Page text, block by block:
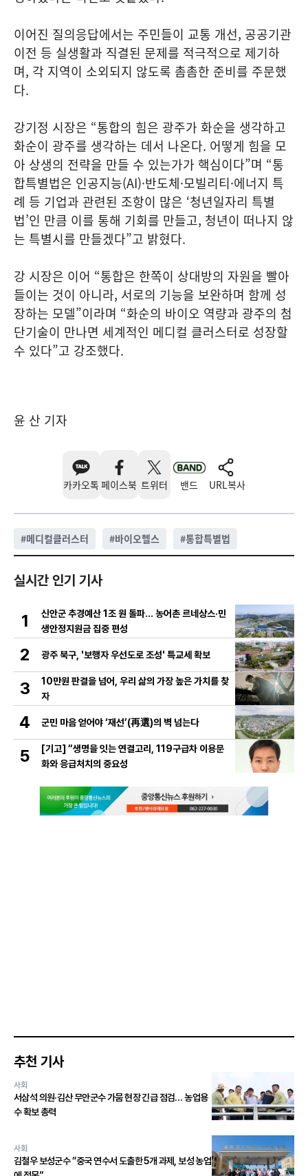
이어진 질의응답에서는 주민들이 교통 개선, 공공기관
이전 등 실생활과 직결된 문제를 적극적으로 제기하
며, 각 지역이 소외되지 않도록 촘촘한 준비를 주문했
다.
강기정 시장은 “통합의 힘은 광주가 화순을 생각하고
화순이 광주를 생각하는 데서 나온다. 어떻게 힘을 모
아 상생의 전략을 만들 수 있는가가 핵심이다”며 “통
합특별법은 인공지능(AI)·반도체·모빌리티·에너지 특
례 등 기업과 관련된 조항이 많은 ‘청년일자리 특별
법’인 만큼 이를 통해 기회를 만들고, 청년이 떠나지 않
는 특별시를 만들겠다”고 밝혔다.
강 시장은 이어 “통합은 한쪽이 상대방의 자원을 빨아
들이는 것이 아니라, 서로의 기능을 보완하며 함께 성
장하는 모델”이라며 “화순의 바이오 역량과 광주의 첨
단기술이 만나면 세계적인 메디컬 클러스터로 성장할
수 있다”고 강조했다.
윤 산 기자
카카오톡 페이스북 트위터 밴드 URL복사
#메디컬클러스터 #바이오헬스 #통합특별법
실시간 인기 기사
1
신안군 추경예산 1조 원 돌파… 농어촌 르네상스·민
생안정지원금 집중 편성
2 광주 북구, '보행자 우선도로 조성' 특교세 확보
3
10만원 판결을 넘어, 우리 삶의 가장 높은 가치를 찾
자
4 군민 마음 얻어야 ‘재선’(再選)의 벽 넘는다
5
[기고] “생명을 잇는 연결고리, 119구급차 이용문
화와 응급처치의 중요성
추천 기사
사회
서삼석 의원·김산 무안군수 가뭄 현장 긴급 점검… 농업용
수 확보 총력
사회
김철우 보성군수 “중국 연수서 도출한 5개 과제, 보성 농업